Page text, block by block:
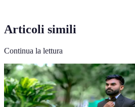
Articoli simili
Continua la lettura